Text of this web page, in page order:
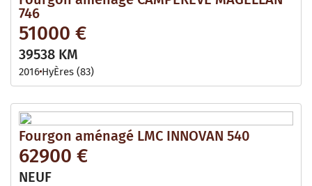
746
51000 €
39538 KM
2016 HyÈres (83)
Fourgon aménagé LMC INNOVAN 540
62900 €
NEUF